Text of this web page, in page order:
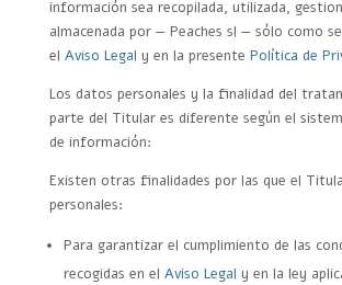
información sea recopilada, utilizada,
almacenada por — Peaches sl — sólo como
el Aviso Legal y en la presente Política de
Los datos personales y la finalidad del
parte del Titular es diferente según el
de información:
Existen otras finalidades por las que el
personales:
Para garantizar el cumplimiento de las
recogidas en el Aviso Legal y en la ley